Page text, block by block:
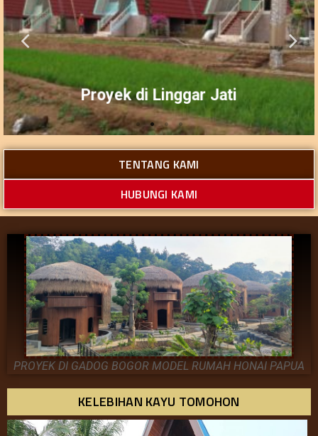
Proyek di Linggar Jati
TENTANG KAMI
HUBUNGI KAMI
PROYEK DI GADOG BOGOR MODEL RUMAH HONAI PAPUA
KELEBIHAN KAYU TOMOHON